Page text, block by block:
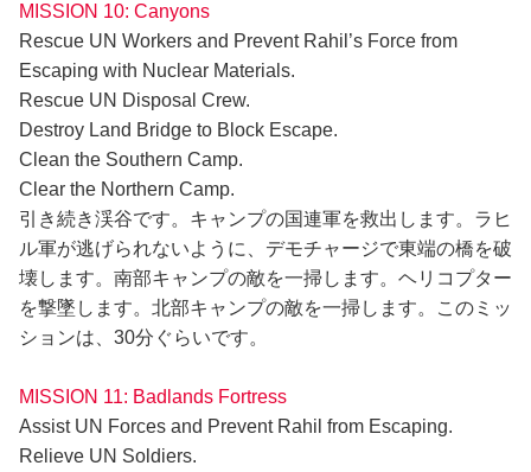
MISSION 10: Canyons
Rescue UN Workers and Prevent Rahil’s Force from
Escaping with Nuclear Materials.
Rescue UN Disposal Crew.
Destroy Land Bridge to Block Escape.
Clean the Southern Camp.
Clear the Northern Camp.
引き続き渓谷です。キャンプの国連軍を救出します。ラヒ
ル軍が逃げられないように、デモチャージで東端の橋を破
壊します。南部キャンプの敵を一掃します。ヘリコプター
を撃墜します。北部キャンプの敵を一掃します。このミッ
ションは、30分ぐらいです。
MISSION 11: Badlands Fortress
Assist UN Forces and Prevent Rahil from Escaping.
Relieve UN Soldiers.